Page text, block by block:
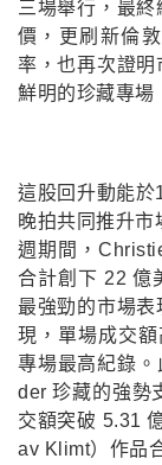
三場舉行，最
價，更刷新倫
率，也再次證
鮮明的珍藏專場
這股回升動能於
晚拍共同推升
週期間，
合計創下 22 億
最強勁的市場
現，單場成交
專場最高紀錄
der 珍藏的強勢
交額突破 5.31
av Klimt）作品